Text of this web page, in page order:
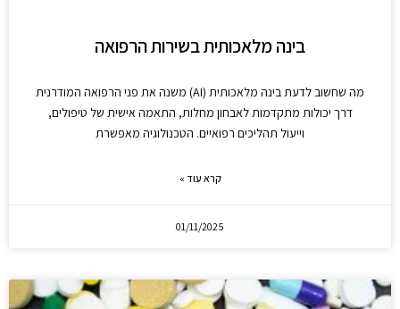
בינה מלאכותית בשירות הרפואה
מה שחשוב לדעת בינה מלאכותית (AI) משנה את פני הרפואה המודרנית
דרך יכולות מתקדמות לאבחון מחלות, התאמה אישית של טיפולים,
וייעול תהליכים רפואיים. הטכנולוגיה מאפשרת
קרא עוד »
01/11/2025